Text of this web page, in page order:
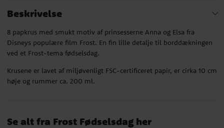
Beskrivelse
8 papkrus med smukt motiv af prinsesserne Anna og Elsa fra
Disneys populære film Frost. En fin lille detalje til borddækningen
ved et Frost-tema fødselsdag.
Krusene er lavet af miljøvenligt FSC-certificeret papir, er cirka 10 cm
høje og rummer ca. 200 ml.
Se alt fra Frost Fødselsdag her